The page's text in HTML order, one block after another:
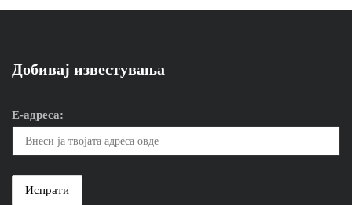
Добивај известувања
Е-адреса: